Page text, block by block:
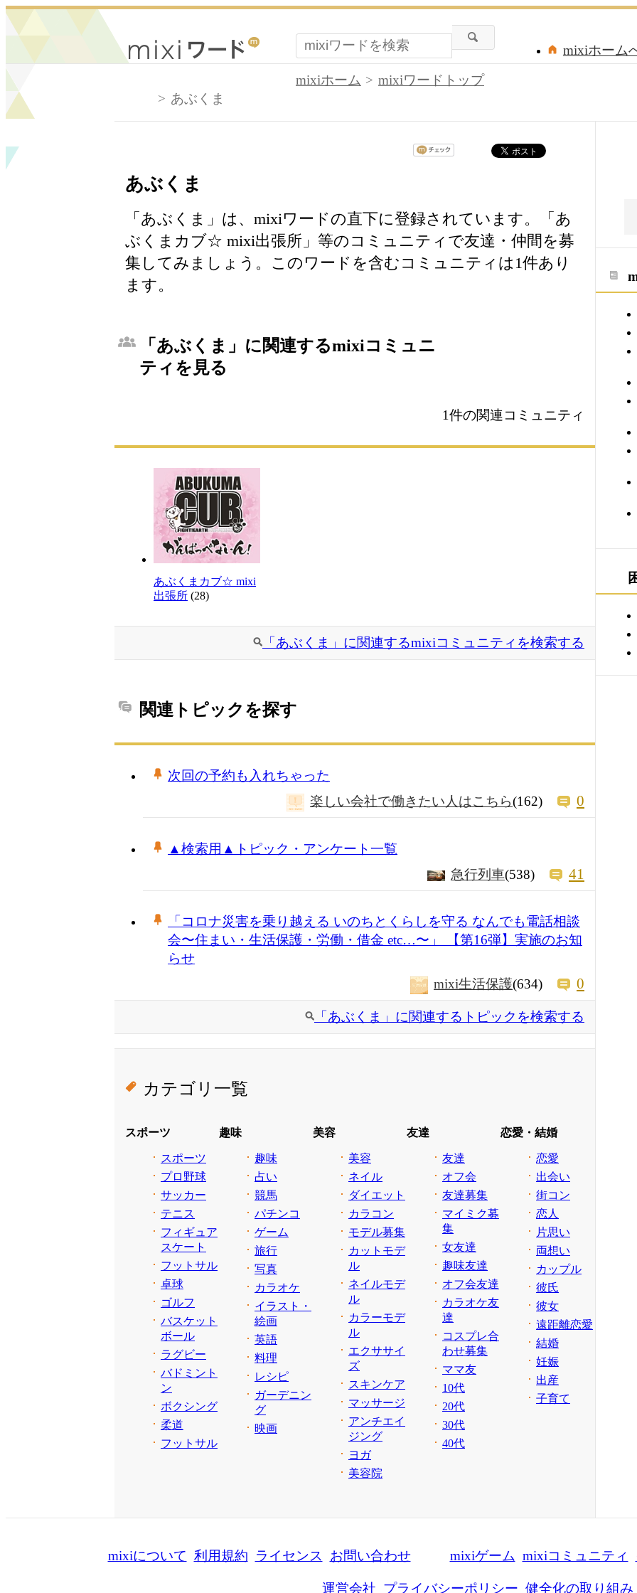
mixiホーム
mixiホーム
mixiワードトップ
あぶくま
あぶくま
「あぶくま」は、mixiワードの直下に登録されています。「あ
ぶくまカブ☆ mixi出張所」等のコミュニティで友達・仲間を募
集してみましょう。このワードを含むコミュニティは1件あり
ます。
「あぶくま」に関連するmixiコミュニ
ティを見る
1件の関連コミュニティ
あぶくまカブ☆ mixi
出張所 (28)
「あぶくま」に関連するmixiコミュニティを検索する
関連トピックを探す
次回の予約も入れちゃった
楽しい会社で働きたい人はこちら(162) 0
▲検索用▲トピック・アンケート一覧
急行列車(538) 41
「コロナ災害を乗り越える いのちとくらしを守る なんでも電話相談
会〜住まい・生活保護・労働・借金 etc…〜」 【第16弾】実施のお知
らせ
mixi生活保護(634) 0
「あぶくま」に関連するトピックを検索する
カテゴリ一覧
スポーツ
スポーツ
プロ野球
サッカー
テニス
フィギュア
スケート
フットサル
卓球
ゴルフ
バスケット
ボール
ラグビー
バドミント
ン
ボクシング
柔道
フットサル
趣味
趣味
占い
競馬
パチンコ
ゲーム
旅行
写真
カラオケ
イラスト・
絵画
英語
料理
レシピ
ガーデニン
グ
映画
美容
美容
ネイル
ダイエット
カラコン
モデル募集
カットモデ
ル
ネイルモデ
ル
カラーモデ
ル
エクササイ
ズ
スキンケア
マッサージ
アンチエイ
ジング
ヨガ
美容院
友達
友達
オフ会
友達募集
マイミク募
集
女友達
趣味友達
オフ会友達
カラオケ友
達
コスプレ合
わせ募集
ママ友
10代
20代
30代
40代
恋愛・結婚
恋愛
出会い
街コン
恋人
片思い
両想い
カップル
彼氏
彼女
遠距離恋愛
結婚
妊娠
出産
子育て
mixiについて 利用規約 ライセンス お問い合わせ mixiゲーム mixiコミュニティ
運営会社 プライバシーポリシー 健全化の取り組み